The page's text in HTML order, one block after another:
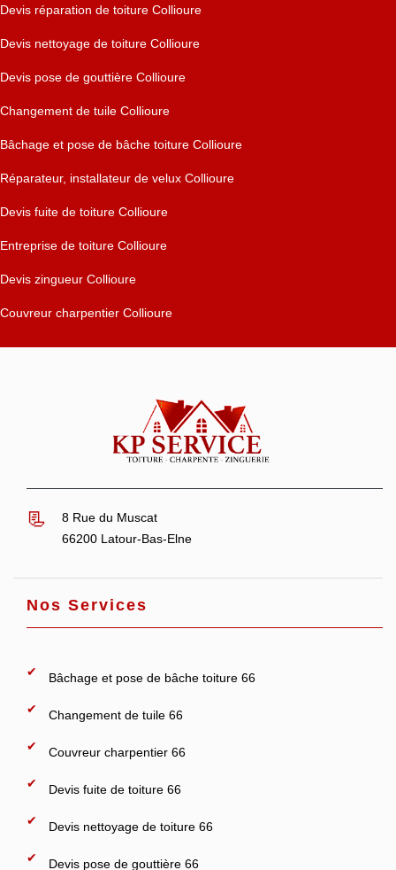
Devis réparation de toiture Collioure
Devis nettoyage de toiture Collioure
Devis pose de gouttière Collioure
Changement de tuile Collioure
Bâchage et pose de bâche toiture Collioure
Réparateur, installateur de velux Collioure
Devis fuite de toiture Collioure
Entreprise de toiture Collioure
Devis zingueur Collioure
Couvreur charpentier Collioure
8 Rue du Muscat
66200 Latour-Bas-Elne
Nos Services
Bâchage et pose de bâche toiture 66
Changement de tuile 66
Couvreur charpentier 66
Devis fuite de toiture 66
Devis nettoyage de toiture 66
Devis pose de gouttière 66